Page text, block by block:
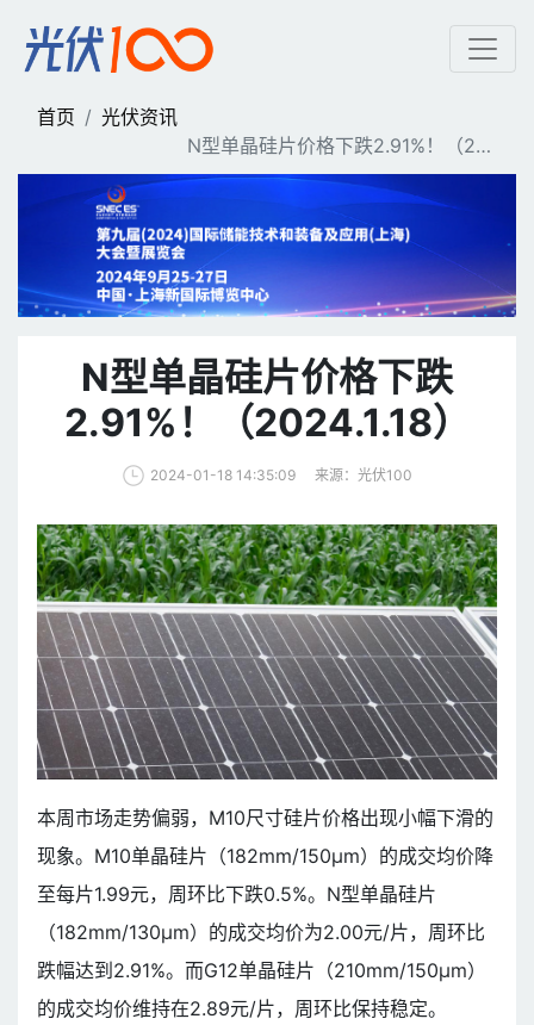
N型单晶硅片价格下跌
首页
光伏资讯
N型单晶硅片价格下跌2.91%！（20
24.1.18）
N型单晶硅片价格下跌
2.91%！（2024.1.18）
2024-01-18 14:35:09 来源：光伏100
本周市场走势偏弱，M10尺寸硅片价格出现小幅下滑的
现象。M10单晶硅片（182mm/150μm）的成交均价降
至每片1.99元，周环比下跌0.5%。N型单晶硅片
（182mm/130μm）的成交均价为2.00元/片，周环比
跌幅达到2.91%。而G12单晶硅片（210mm/150μm）
的成交均价维持在2.89元/片，周环比保持稳定。